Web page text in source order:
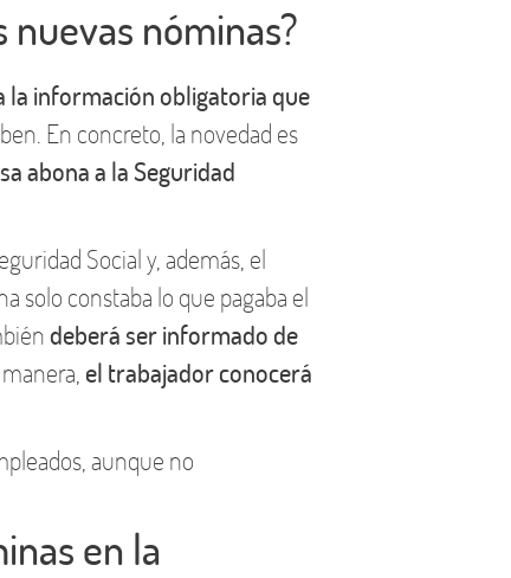
nuevas nóminas?
la información obligatoria que
En concreto, la novedad es
abona a la Seguridad
Social y, además, el
solo constaba lo que pagaba el
deberá ser informado de
manera, el trabajador conocerá
aunque no
en la